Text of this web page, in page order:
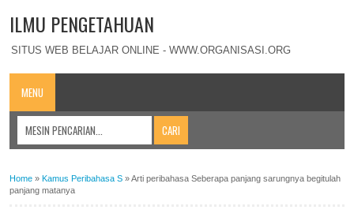
ILMU PENGETAHUAN
SITUS WEB BELAJAR ONLINE - WWW.ORGANISASI.ORG
MENU
Home » Kamus Peribahasa S »Arti peribahasa Seberapa panjang sarungnya begitulah
panjang matanya